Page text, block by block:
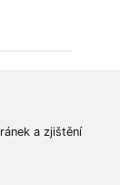
a zjištění